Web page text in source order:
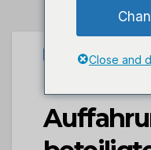
UNCATEGORIZED
POL-
Close and